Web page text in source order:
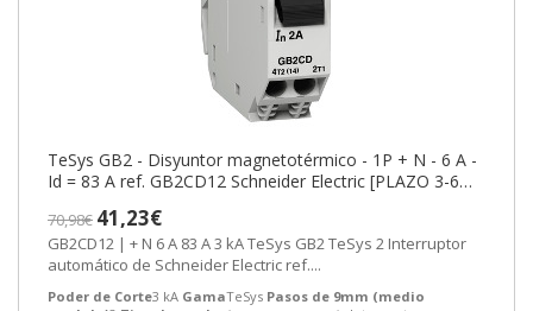
TeSys GB2 - Disyuntor magnetotérmico - 1P + N - 6 A -
Id = 83 A ref. GB2CD12 Schneider Electric [PLAZO 3-6
70,98€ 41,23€
GB2CD12 | + N 6 A 83 A 3 kA TeSys GB2 TeSys 2 Interruptor
automático de Schneider Electric ref....
Poder de Corte3 kA GamaTeSys Pasos de 9mm (medio